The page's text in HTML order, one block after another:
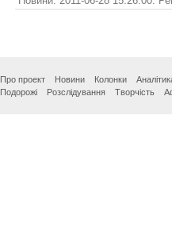
Про проект Новини Колонки
Подорожі
Розслідування Творчість